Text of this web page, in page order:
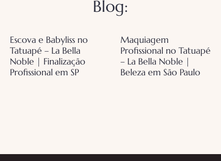
Blog:
Escova e Babyliss no
Tatuapé – La Bella
Noble | Finalização
Profissional em SP
Maquiagem
Profissional no Tatuapé
– La Bella Noble |
Beleza em São Paulo